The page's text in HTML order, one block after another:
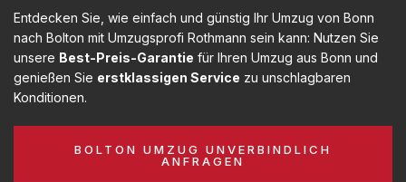
Entdecken Sie, wie einfach und günstig Ihr Umzug von Bonn
nach Bolton mit Umzugsprofi Rothmann sein kann: Nutzen Sie
unsere Best-Preis-Garantie für Ihren Umzug aus Bonn und
genießen Sie erstklassigen Service zu unschlagbaren
Konditionen.
BOLTON UMZUG UNVERBINDLICH
ANFRAGEN